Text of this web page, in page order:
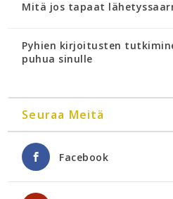
Mitä jos tapaat
Pyhien kirjoitusten
puhua sinulle
Seuraa Meitä
Facebook